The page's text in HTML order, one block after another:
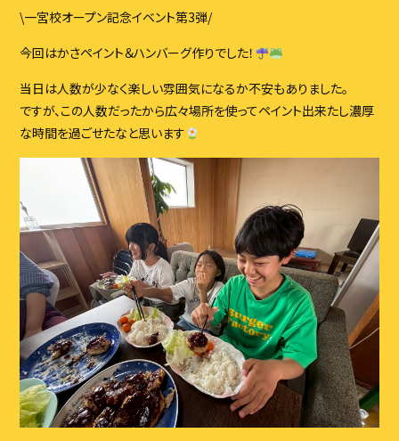
CONTACT
お問い合わせはこちら
\一宮校オープン記念イベント第3弾/
今回はかさペイント＆ハンバーグ作りでした！
当日は人数が少なく楽しい雰囲気になるか不安もありました。
ですが、この人数だったから広々場所を使ってペイント出来たし濃厚
な時間を過ごせたなと思います